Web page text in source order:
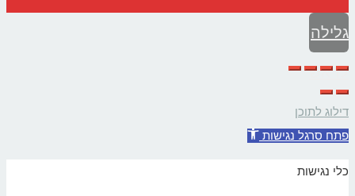
גלילה
לראש
העמוד
דילוג לתוכן
פתח סרגל נגישות
כלי נגישות